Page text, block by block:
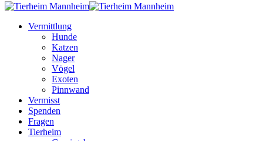
Vermittlung
Hunde
Katzen
Nager
Vögel
Exoten
Pinnwand
Vermisst
Spenden
Fragen
Tierheim